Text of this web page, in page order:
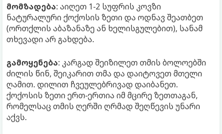
მომზადება: აიღეთ 1-2 სუფრის კოვზი
ნატურალური ქოქოსის ზეთი და ოდნავ შეათბეთ
(ორთქლის აბაზანაზე ან ხელისგულებით), სანამ
თხევადი არ გახდება.
გამოყენება: კარგად შეიზილეთ თმის ბოლოებში
ძილის წინ, შეიკარით თმა და დაიტოვეთ მთელი
ღამით. დილით ჩვეულებრივად დაიბანეთ.
ქოქოსის ზეთი ერთ-ერთია იმ მცირე ზეთთაგან,
რომელსაც თმის ღერში ღრმად შეღწევის უნარი
აქვს.